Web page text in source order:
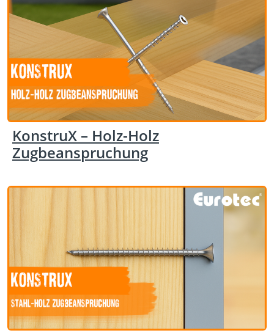
KonstruX – Holz-Holz
Zugbeanspruchung